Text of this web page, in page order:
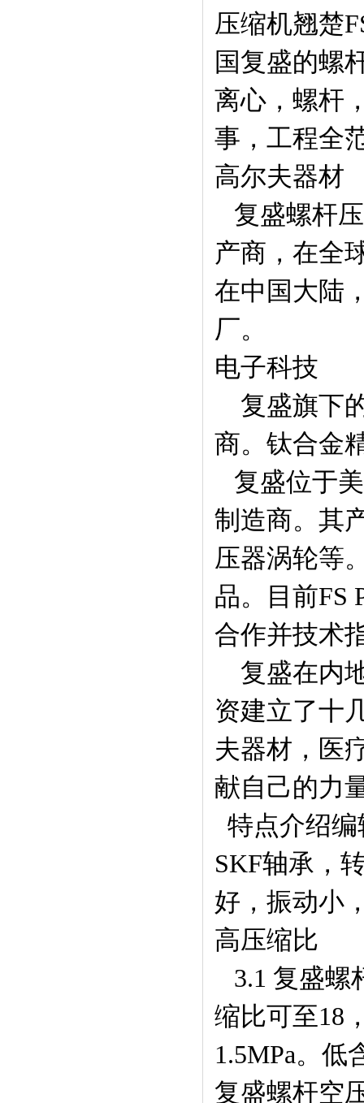
压缩机翘楚
国复盛的螺
离心，螺杆
事，工程全
高尔夫器材
复盛螺杆
产商，在全
在中国大陆
厂。
电子科技
复盛旗下
商。钛合金
复盛位于
制造商。其
压器涡轮等
品。目前FS
合作并技术
复盛在内
资建立了十
夫器材，医
献自己的力
特点介绍编
SKF轴承，
好，振动小
高压缩比
3.1 复盛螺
缩比可至18
1.5MPa。低
复盛螺杆空